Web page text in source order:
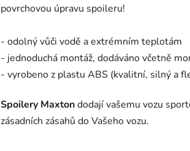
povrchovou úpravu spoileru!
- odolný vůči vodě a extrémním teplotám
- jednoduchá montáž, dodáváno včetně
- vyrobeno z plastu ABS (kvalitní, silný a
Spoilery Maxtondodají vašemu vozu
zásadních zásahů do Vašeho vozu.